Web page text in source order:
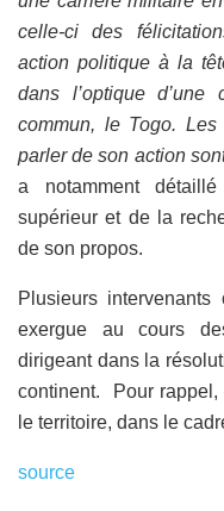
celle-ci des
action politique à la
dans l’optique d’une
commun, le Togo.
parler de son action
a notamment
supérieur et de la
de son propos.
Plusieurs
exergue au cours
dirigeant dans la
continent. Pour rappel,
le territoire, dans le
source